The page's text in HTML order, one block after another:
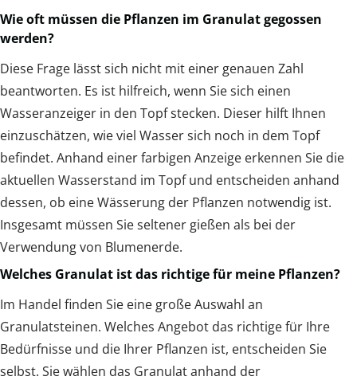
Wie oft müssen die Pflanzen im Granulat gegossen
werden?
Diese Frage lässt sich nicht mit einer genauen Zahl
beantworten. Es ist hilfreich, wenn Sie sich einen
Wasseranzeiger in den Topf stecken. Dieser hilft Ihnen
einzuschätzen, wie viel Wasser sich noch in dem Topf
befindet. Anhand einer farbigen Anzeige erkennen Sie die
aktuellen Wasserstand im Topf und entscheiden anhand
dessen, ob eine Wässerung der Pflanzen notwendig ist.
Insgesamt müssen Sie seltener gießen als bei der
Verwendung von Blumenerde.
Welches Granulat ist das richtige für meine Pflanzen?
Im Handel finden Sie eine große Auswahl an
Granulatsteinen. Welches Angebot das richtige für Ihre
Bedürfnisse und die Ihrer Pflanzen ist, entscheiden Sie
selbst. Sie wählen das Granulat anhand der